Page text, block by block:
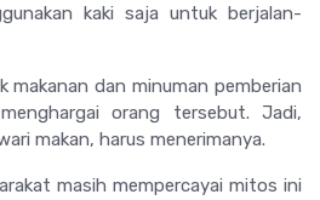
kaki saja untuk berjalan-
makanan dan minuman pemberian
orang tersebut. Jadi,
makan, harus menerimanya.
masih mempercayai mitos ini